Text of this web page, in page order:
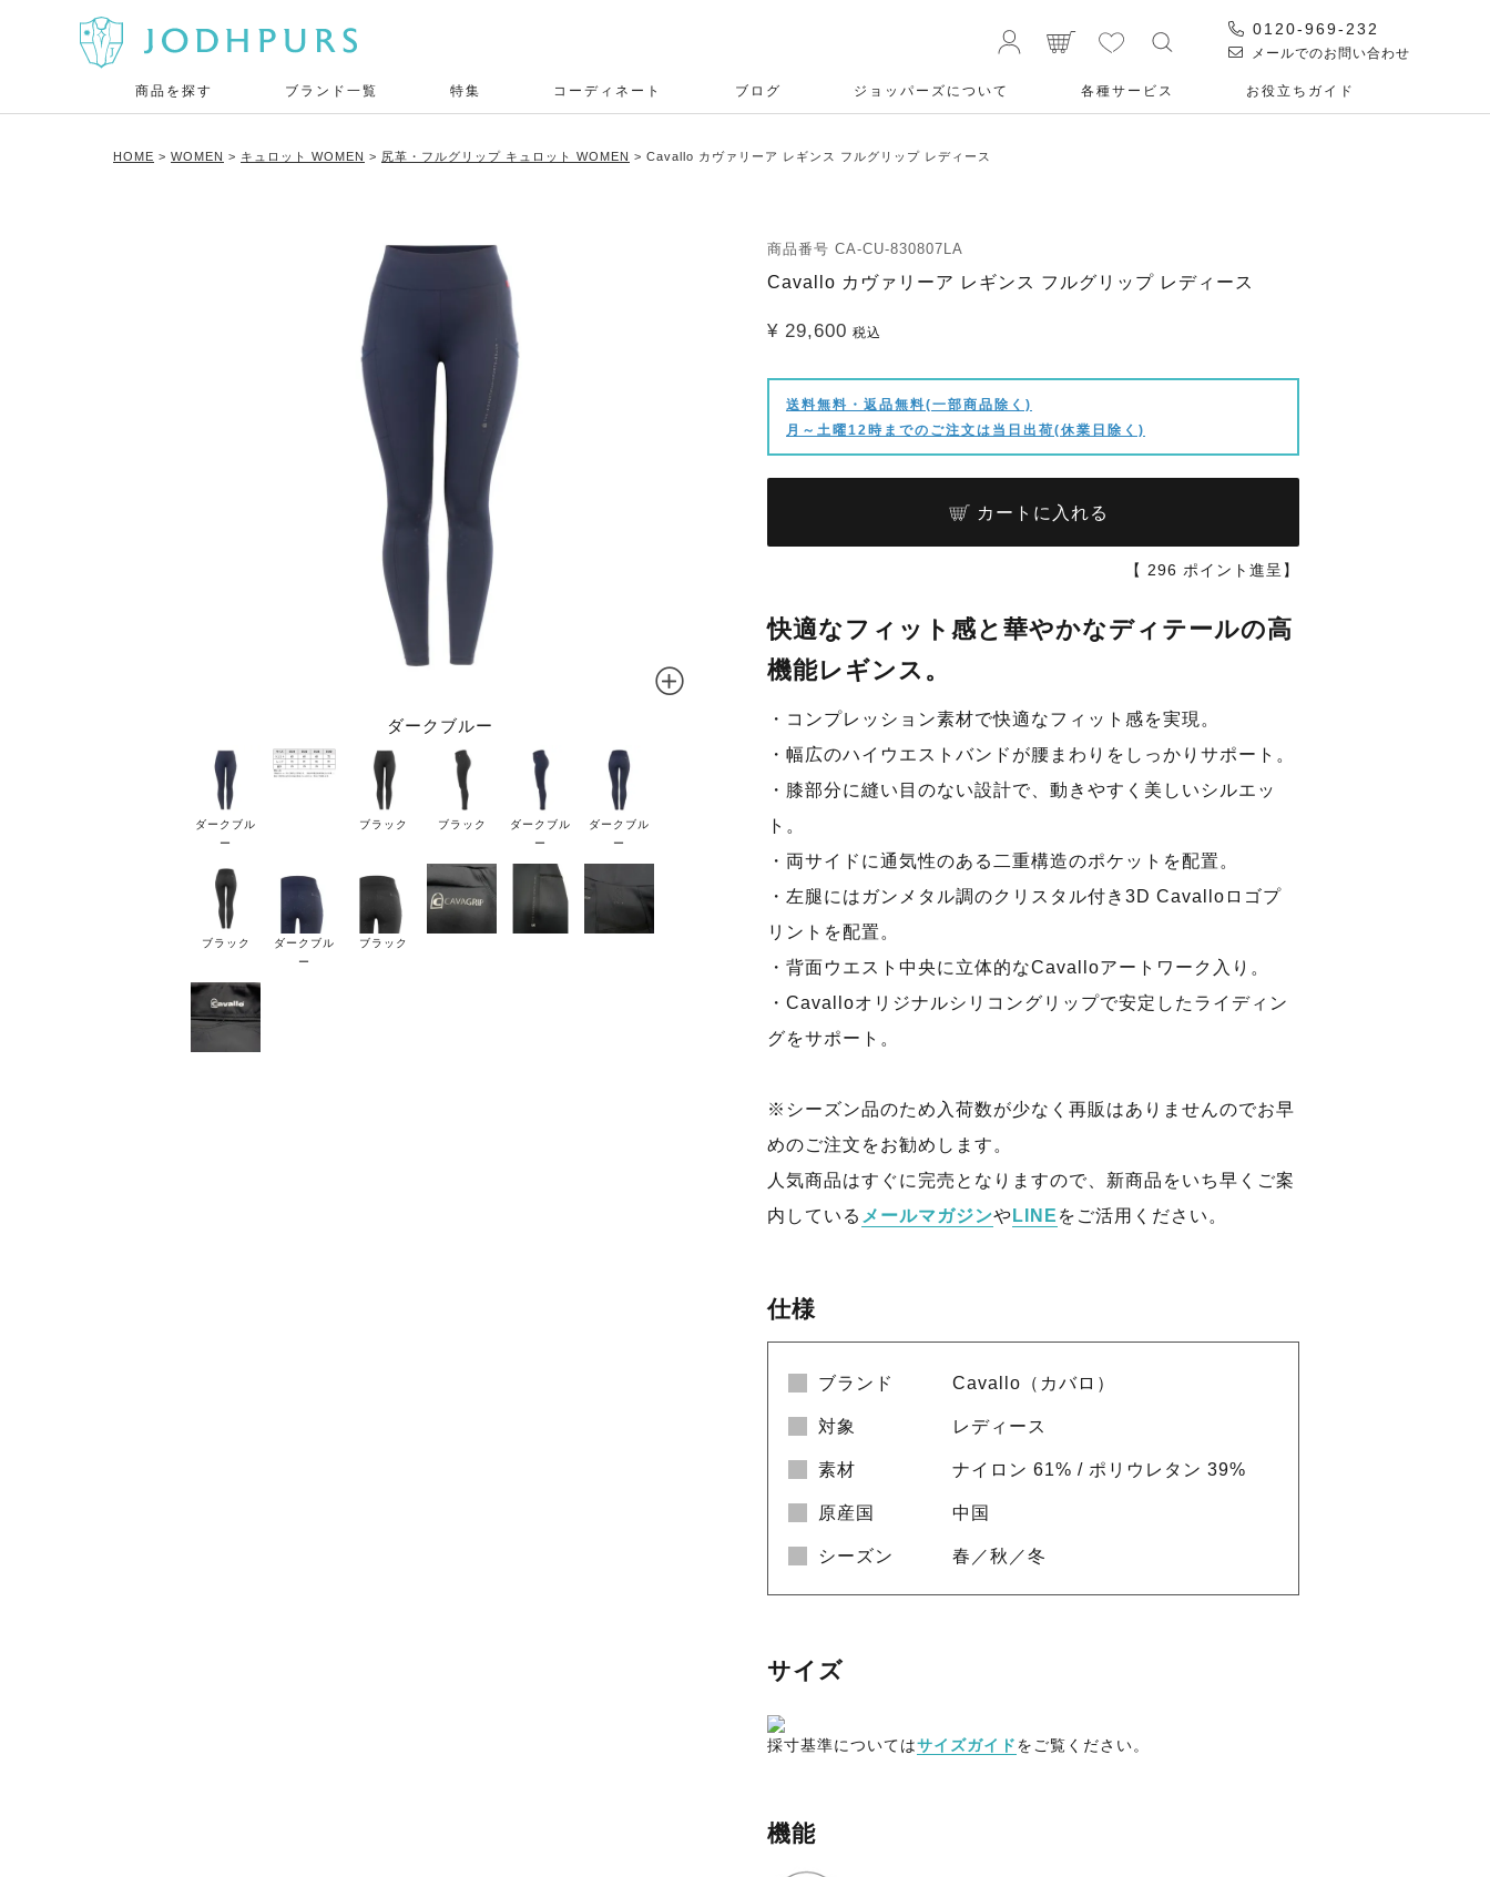
0120-969-232
メールでのお問い合わせ
商品を探す ブランド一覧 特集 コーディネート ブログ ジョッパーズについて 各種サービス お役⽴ちガイド
HOME WOMEN キュロット WOMEN 尻革・フルグリップ キュロット WOMEN Cavallo カヴァリーア レギンス フルグリップ レディース
ダークブルー
ダークブル
ー
ブラック ブラック
ダークブル
ー
ダークブル
ー
ブラック
ダークブル
ー
ブラック
商品番号 CA-CU-830807LA
Cavallo カヴァリーア レギンス フルグリップ レディース
¥ 29,600 税込
送料無料・返品無料(一部商品除く)
月～土曜12時までのご注文は当日出荷(休業日除く)
カートに入れる
【 296 ポイント進呈】
快適なフィット感と華やかなディテールの高
機能レギンス。
・コンプレッション素材で快適なフィット感を実現。
・幅広のハイウエストバンドが腰まわりをしっかりサポート。
・膝部分に縫い目のない設計で、動きやすく美しいシルエッ
ト。
・両サイドに通気性のある二重構造のポケットを配置。
・左腿にはガンメタル調のクリスタル付き3D Cavalloロゴプ
リントを配置。
・背面ウエスト中央に立体的なCavalloアートワーク入り。
・Cavalloオリジナルシリコングリップで安定したライディン
グをサポート。
※シーズン品のため入荷数が少なく再販はありませんのでお早
めのご注文をお勧めします。
人気商品はすぐに完売となりますので、新商品をいち早くご案
内している メールマガジンや LINE をご活用ください。
仕様
ブランド Cavallo（カバロ）
対象 レディース
素材 ナイロン 61% / ポリウレタン 39%
原産国 中国
シーズン 春／秋／冬
サイズ
採寸基準についてはサイズガイドをご覧ください。
機能